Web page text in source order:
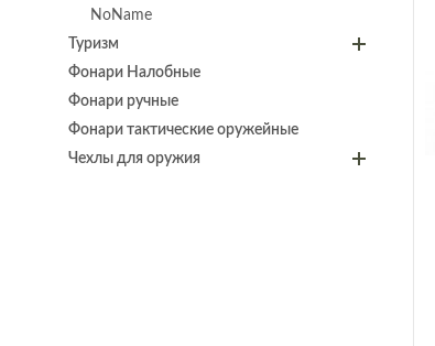
NoName
Туризм
Фонари Налобные
Фонари ручные
Фонари тактические оружейные
Чехлы для оружия